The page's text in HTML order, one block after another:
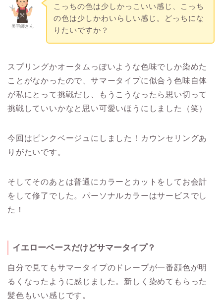
美容師さん
こっちの色は少しかっこいい感じ、こっち
の色は少しかわいらしい感じ。どっちにな
りたいですか？
スプリングかオータムっぽいような色味でしか染めた
ことがなかったので、サマータイプに似合う色味自体
が私にとって挑戦だし、もうこうなったら思い切って
挑戦していいかなと思い可愛いほうにしました（笑）
今回はピンクベージュにしました！カウンセリングあ
りがたいです。
そしてそのあとは普通にカラーとカットをしてお会計
をして修了でした。パーソナルカラーはサービスでし
た！
イエローベースだけどサマータイプ？
自分で見てもサマータイプのドレープが一番顔色が明
るくなったように感じました。新しく染めてもらった
髪色もいい感じです。